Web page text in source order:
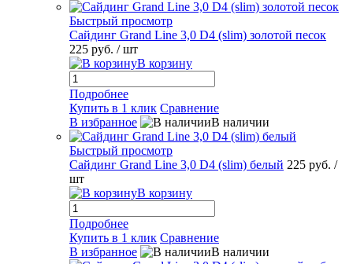
Быстрый просмотр
Сайдинг Grand Line 3,0 D4 (slim) золотой песок
225 руб. / шт
В корзину
Подробнее
Купить в 1 клик Сравнение
В избранное
В наличии
Быстрый просмотр
Сайдинг Grand Line 3,0 D4 (slim) белый 225 руб. /
шт
В корзину
Подробнее
Купить в 1 клик Сравнение
В избранное
В наличии